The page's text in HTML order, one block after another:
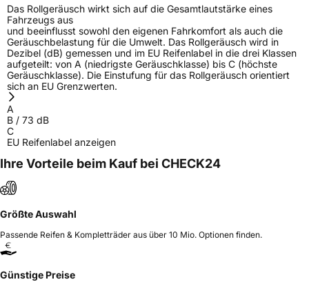
Das Rollgeräusch wirkt sich auf die Gesamtlautstärke eines
Fahrzeugs aus
und beeinflusst sowohl den eigenen Fahrkomfort als auch die
Geräuschbelastung für die Umwelt. Das Rollgeräusch wird in
Dezibel (dB) gemessen und im EU Reifenlabel in die drei Klassen
aufgeteilt: von A (niedrigste Geräuschklasse) bis C (höchste
Geräuschklasse). Die Einstufung für das Rollgeräusch orientiert
sich an EU Grenzwerten.
A
B / 73 dB
C
EU Reifenlabel anzeigen
Ihre Vorteile beim Kauf bei CHECK24
Größte Auswahl
Passende Reifen & Kompletträder aus über 10 Mio. Optionen finden.
Günstige Preise